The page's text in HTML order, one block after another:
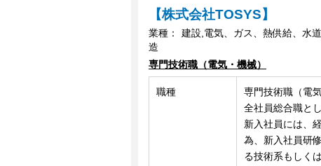
【株式会社TOSYS】
業種：
建設,電気、ガス、熱供給、水
造
専門技術職（電気・機械）
職種
専門技術職（電
全社員総合職と
新入社員には、
為、新入社員研
る技術系もしく